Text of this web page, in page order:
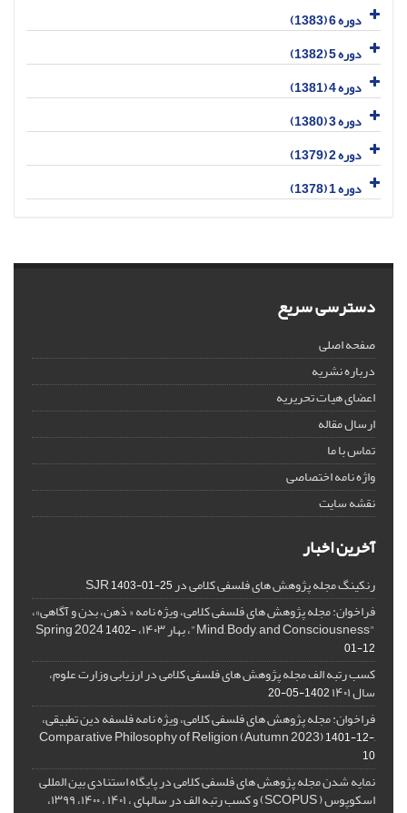
دوره 6 (1383)
دوره 5 (1382)
دوره 4 (1381)
دوره 3 (1380)
دوره 2 (1379)
دوره 1 (1378)
دسترسی سریع
صفحه اصلی
درباره نشریه
اعضای هیات تحریریه
ارسال مقاله
تماس با ما
واژه نامه اختصاصی
نقشه سایت
آخرین اخبار
رنکینگ مجله پژوهش های فلسفی کلامی در SJR1403-01-25
فراخوان: مجله پژوهش های فلسفی کلامی، ویژه نامه « ذهن، بدن و آگاهی»،
"Mind, Body, and Consciousness"، بهار ۱۴۰۳، Spring 2024
1402-
01-12
کسب رتبه الف مجله پژوهش های فلسفی کلامی در ارزیابی وزارت علوم،
سال ۱۴۰۱ 1402-05-20
فراخوان: مجله پژوهش های فلسفی کلامی، ویژه نامه فلسفه دین تطبیقی،
,Comparative Philosophy of Religion (Autumn 2023)
1401-12-
10
نمایه شدن مجله پژوهش های فلسفی کلامی در پایگاه استنادی بین المللی
اسکوپوس ( SCOPUS) و کسب رتبه الف در سالهای ، ۱۴۰۱ ، ۱۴۰۰، ۱۳۹۹،